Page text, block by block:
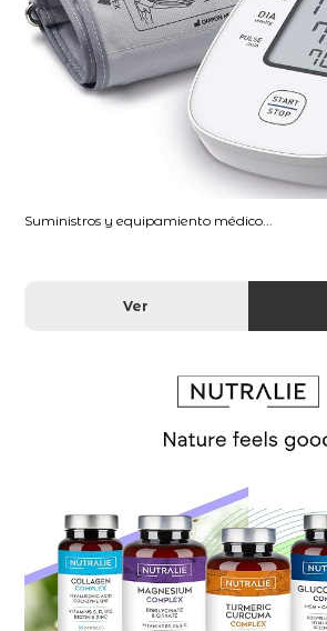
Suministros y equipamiento médico...
Ver